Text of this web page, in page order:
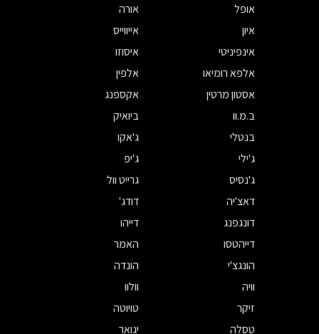
אופל
אורה
איון
אייווייס
אינפיניטי
איסוזו
אלפא רומיאו
אלפין
אסטון מרטין
אקספנג
ב.מ.וו
ביואיק
בנטלי
ג'אקו
ג'ילי
ג'יפ
ג'נסיס
גרייט וול
דאצ'יה
דודג'
דונגפנג
דייהו
דייהטסו
האמר
הונגצ'י
הונדה
וויה
וולוו
זיקר
טויוטה
טסלה
יגואר